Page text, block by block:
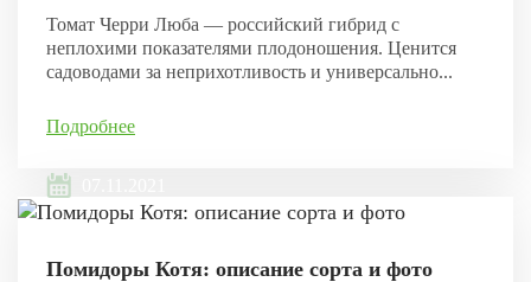
Томат Черри Люба — российский гибрид с
неплохими показателями плодоношения. Ценится
садоводами за неприхотливость и универсально...
Подробнее
Помидоры Котя: описание сорта и фото